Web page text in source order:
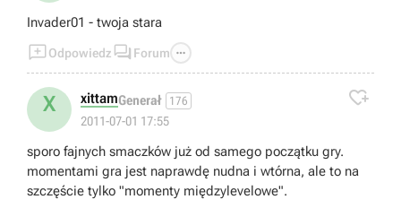
Invader01 - twoja stara
Odpowiedz  Forum 
X xittamGenerał 176
2011-07-01 17:55

sporo fajnych smaczków już od samego początku gry.
momentami gra jest naprawdę nudna i wtórna, ale to na
szczęście tylko "momenty międzylevelowe".